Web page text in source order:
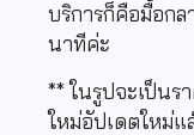
บริการก็คือมื้อกล
นาทีค่ะ
** ในรูปจะเป็นร
ใหม่อัปเดตใหม่แ